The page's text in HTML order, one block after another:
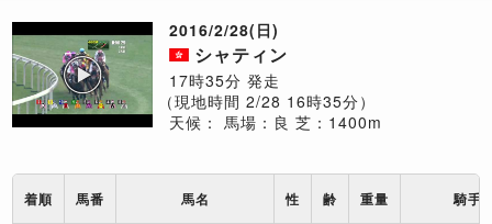
2016/2/28(日)
シャティン
17時35分 発走
（現地時間 2/28 16時35分）
天候： 馬場：良 芝：1400m
着順 馬番 馬名 性 齢 重量 騎手